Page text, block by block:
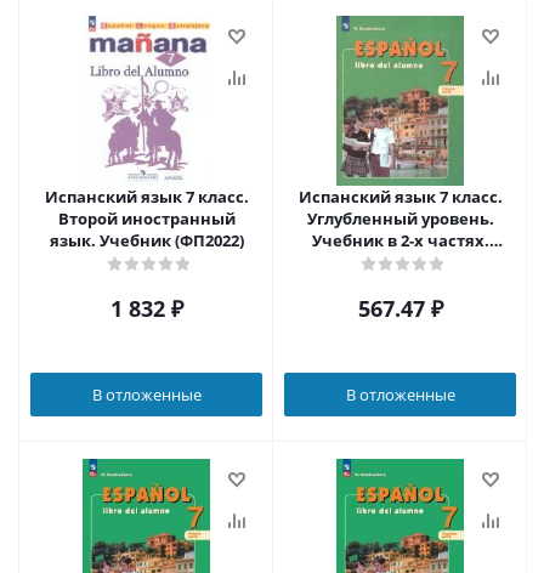
Испанский язык 7 класс.
Второй иностранный
язык. Учебник (ФП2022)
1 832₽
В отложенные
Испанский язык 7 класс.
Углубленный уровень.
Учебник в 2-х частях.
Часть 1
567.47₽
В отложенные